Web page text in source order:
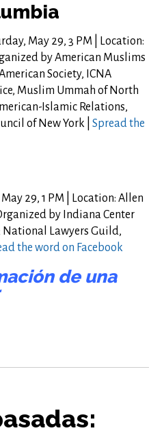
May 29, 3 PM | Location:
by American Muslims
Society, ICNA
Muslim Ummah of North
Islamic Relations,
of New York |Spread the
29, 1 PM | Location: Allen
by Indiana Center
National Lawyers Guild,
the word on Facebook
de una